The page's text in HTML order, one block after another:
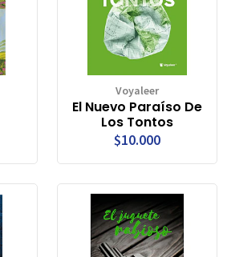
Voyaleer
El Nuevo Paraíso De
Los Tontos
$10.000